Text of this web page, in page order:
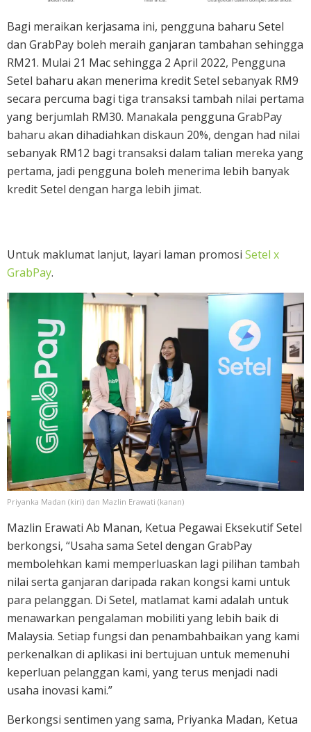
Bagi meraikan kerjasama ini, pengguna baharu Setel
dan GrabPay boleh meraih ganjaran tambahan sehingga
RM21. Mulai 21 Mac sehingga 2 April 2022, Pengguna
Setel baharu akan menerima kredit Setel sebanyak RM9
secara percuma bagi tiga transaksi tambah nilai pertama
yang berjumlah RM30. Manakala pengguna GrabPay
baharu akan dihadiahkan diskaun 20%, dengan had nilai
sebanyak RM12 bagi transaksi dalam talian mereka yang
pertama, jadi pengguna boleh menerima lebih banyak
kredit Setel dengan harga lebih jimat.
Untuk maklumat lanjut, layari laman promosi Setel x
GrabPay.
Priyanka Madan (kiri) dan Mazlin Erawati (kanan)
Mazlin Erawati Ab Manan, Ketua Pegawai Eksekutif Setel
berkongsi, “Usaha sama Setel dengan GrabPay
membolehkan kami memperluaskan lagi pilihan tambah
nilai serta ganjaran daripada rakan kongsi kami untuk
para pelanggan. Di Setel, matlamat kami adalah untuk
menawarkan pengalaman mobiliti yang lebih baik di
Malaysia. Setiap fungsi dan penambahbaikan yang kami
perkenalkan di aplikasi ini bertujuan untuk memenuhi
keperluan pelanggan kami, yang terus menjadi nadi
usaha inovasi kami.”
Berkongsi sentimen yang sama, Priyanka Madan, Ketua